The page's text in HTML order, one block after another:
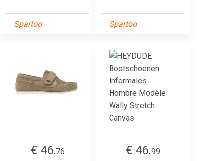
Spartoo Spartoo
€ 46.76
€ 46.99